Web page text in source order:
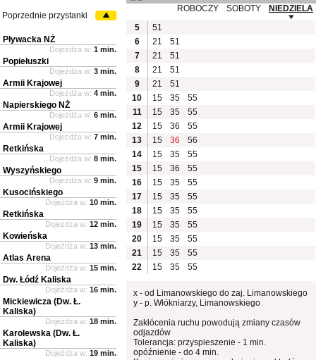
ROBOCZY
SOBOTY
NIEDZIELA
5
51
6
21
51
7
21
51
8
21
51
9
21
51
10
15 35
55
11
15 35
55
12
15 36
55
13
15 36
56
14
15 35
55
15
15 36
55
16
15 35
55
17
15 35
55
18
15 35
55
19
15 35
55
20
15 35
55
21
15 35
55
22
15 35 55
x - od Limanowskiego do zaj. Limanowskiego
y - p. Włókniarzy, Limanowskiego
Zakłócenia ruchu powodują zmiany czasów
odjazdów
Tolerancja: przyspieszenie - 1 min.
opóźnienie - do 4 min.
Poprzednie przystanki
Pływacka NŻ
Dojeżdża w: 1 min.
Popiełuszki
Dojeżdża w: 3 min.
Armii Krajowej
Dojeżdża w: 4 min.
Napierskiego NŻ
Dojeżdża w: 6 min.
Armii Krajowej
Dojeżdża w: 7 min.
Retkińska
Dojeżdża w: 8 min.
Wyszyńskiego
Dojeżdża w: 9 min.
Kusocińskiego
Dojeżdża w: 10 min.
Retkińska
Dojeżdża w: 12 min.
Kowieńska
Dojeżdża w: 13 min.
Atlas Arena
Dojeżdża w: 15 min.
Dw. Łódź Kaliska
Dojeżdża w: 16 min.
Mickiewicza (Dw. Ł.
Kaliska)
Dojeżdża w: 18 min.
Karolewska (Dw. Ł.
Kaliska)
Dojeżdża w: 19 min.